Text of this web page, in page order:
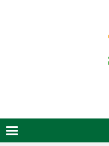
compte
Navigation